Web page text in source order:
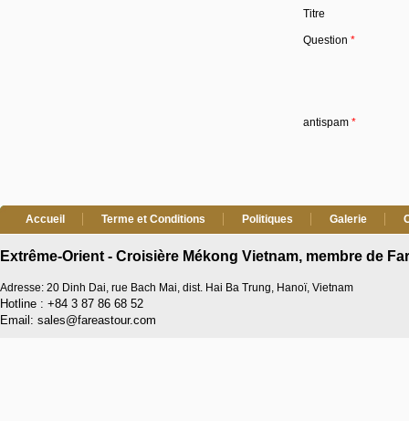
Titre
Question *
antispam *
Accueil Terme et Conditions Politiques Galerie
Extrême-Orient - Croisière Mékong Vietnam, membre de
Adresse: 20 Dinh Dai, rue Bach Mai, dist. Hai Ba Trung, Hanoï, Vietnam
Hotline : +84 3 87 86 68 52
Email: sales@fareastour.com